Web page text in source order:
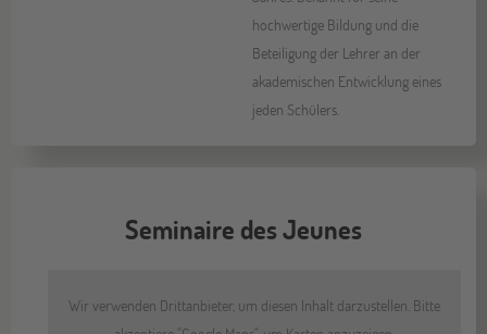
hochwertige Bildung und die
Beteiligung der Lehrer an der
akademischen Entwicklung eines
jeden Schülers.
Seminaire des Jeunes
Wir verwenden Drittanbieter, um diesen Inhalt darzustellen. Bitte